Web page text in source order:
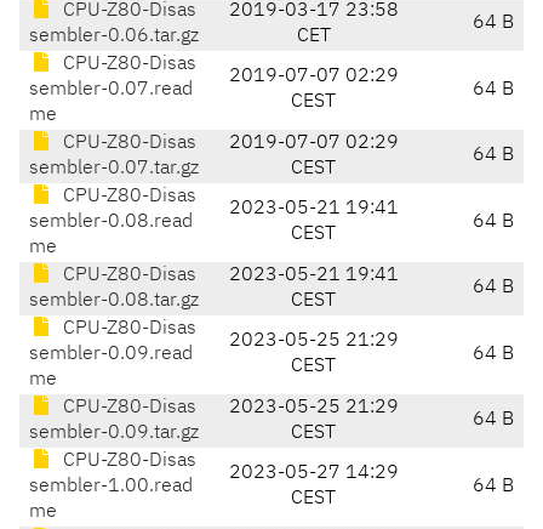
CPU-Z80-Disas
sembler-0.06.tar.gz
2019-03-17 23:58
CET
64 B
CPU-Z80-Disas
sembler-0.07.read
me
2019-07-07 02:29
CEST
64 B
CPU-Z80-Disas
sembler-0.07.tar.gz
2019-07-07 02:29
CEST
64 B
CPU-Z80-Disas
sembler-0.08.read
me
2023-05-21 19:41
CEST
64 B
CPU-Z80-Disas
sembler-0.08.tar.gz
2023-05-21 19:41
CEST
64 B
CPU-Z80-Disas
sembler-0.09.read
me
2023-05-25 21:29
CEST
64 B
CPU-Z80-Disas
sembler-0.09.tar.gz
2023-05-25 21:29
CEST
64 B
CPU-Z80-Disas
sembler-1.00.read
me
2023-05-27 14:29
CEST
64 B